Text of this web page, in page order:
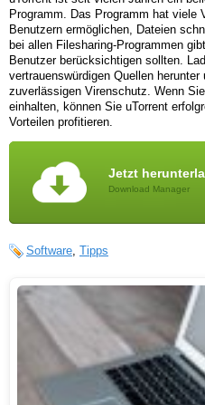
Programm. Das Programm hat viele
Benutzern ermöglichen, Dateien
bei allen Filesharing-Programmen
Benutzer berücksichtigen sollten.
vertrauenswürdigen Quellen
zuverlässigen Virenschutz. Wenn
einhalten, können Sie uTorrent
Vorteilen profitieren.
Jetzt
Download Manager
Software, Tipps